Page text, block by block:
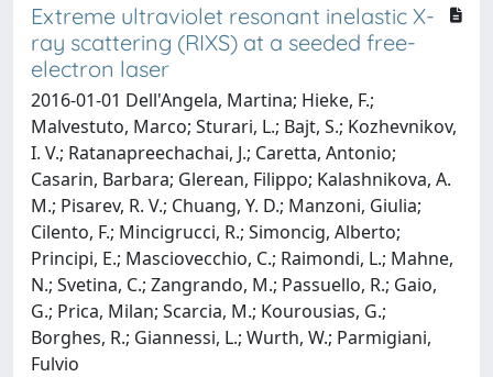
Extreme ultraviolet resonant inelastic X-
ray scattering (RIXS) at a seeded free-
electron laser
2016-01-01 Dell'Angela, Martina; Hieke, F.;
Malvestuto, Marco; Sturari, L.; Bajt, S.; Kozhevnikov,
I. V.; Ratanapreechachai, J.; Caretta, Antonio;
Casarin, Barbara; Glerean, Filippo; Kalashnikova, A.
M.; Pisarev, R. V.; Chuang, Y. D.; Manzoni, Giulia;
Cilento, F.; Mincigrucci, R.; Simoncig, Alberto;
Principi, E.; Masciovecchio, C.; Raimondi, L.; Mahne,
N.; Svetina, C.; Zangrando, M.; Passuello, R.; Gaio,
G.; Prica, Milan; Scarcia, M.; Kourousias, G.;
Borghes, R.; Giannessi, L.; Wurth, W.; Parmigiani,
Fulvio